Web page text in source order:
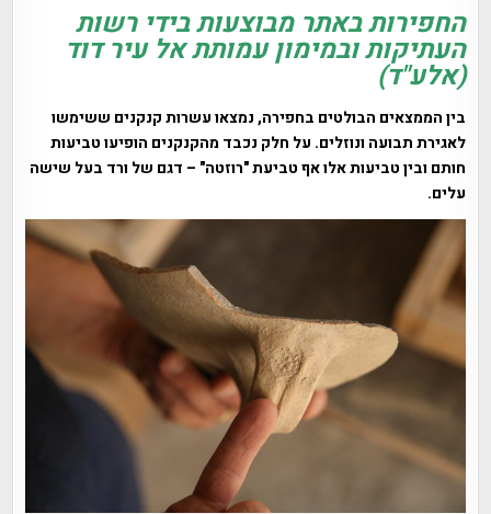
החפירות באתר מבוצעות בידי רשות
העתיקות ובמימון עמותת אל עיר דוד
(אלע"ד)
בין הממצאים הבולטים בחפירה, נמצאו עשרות קנקנים ששימשו
לאגירת תבועה ונוזלים. על חלק נכבד מהקנקנים הופיעו טביעות
חותם ובין טביעות אלו אף טביעת "רוזטה" – דגם של ורד בעל שישה
עלים.